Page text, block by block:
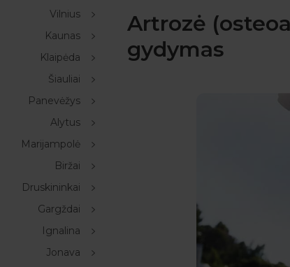
Vilnius
Kaunas
Klaipėda
Šiauliai
Panevėžys
Alytus
Marijampolė
Biržai
Druskininkai
Gargždai
Ignalina
Jonava
Artrozė
gydymas